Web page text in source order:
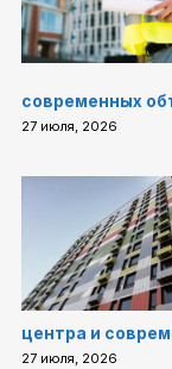
современных
27 июля, 2026
центра и
27 июля, 2026